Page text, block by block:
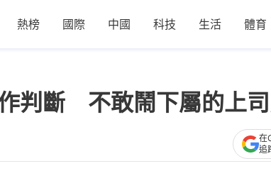
熱榜 國際 中國 科技 生活 體育
判斷 不敢鬧下屬的上
在
追